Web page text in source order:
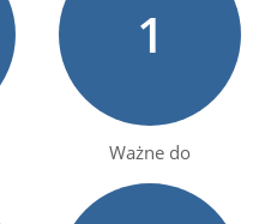
1
Ważne do